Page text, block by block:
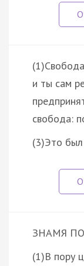
и ты сам
свобода:
(3)Это
ЗНАМЯ
(1)В пору